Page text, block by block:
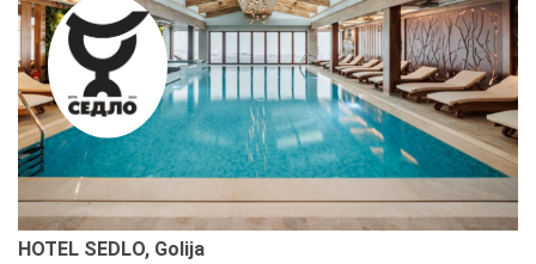
HOTEL SEDLO, Golija